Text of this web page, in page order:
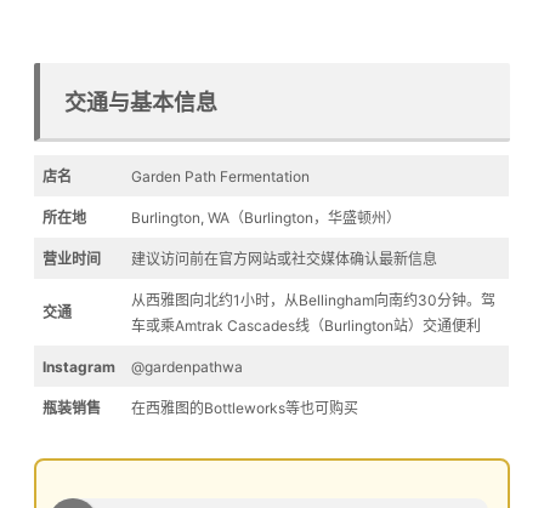
交通与基本信息
店名 Garden Path Fermentation
所在地 Burlington, WA（Burlington，华盛顿州）
营业时间 建议访问前在官方网站或社交媒体确认最新信息
交通
从西雅图向北约1小时，从Bellingham向南约30分钟。驾
车或乘Amtrak Cascades线（Burlington站）交通便利
Instagram @gardenpathwa
瓶装销售 在西雅图的Bottleworks等也可购买